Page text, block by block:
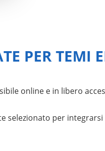
PER TEMI
online e in libero
selezionato per